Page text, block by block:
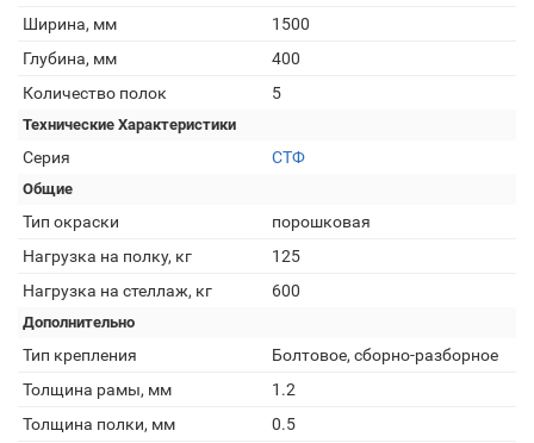
Ширина, мм
1500
Глубина, мм
400
Количество полок
5
Технические Характеристики
Серия СТФ
Общие
Тип окраски
порошковая
Нагрузка на полку, кг
125
Нагрузка на стеллаж, кг
600
Дополнительно
Тип крепления
Болтовое, сборно-разборное
Толщина рамы, мм
1.2
Толщина полки, мм
0.5